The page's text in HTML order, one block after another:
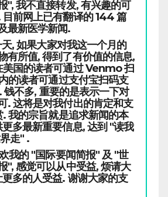
", 我不直接转发, 有兴趣的可
前网上已有翻译的 144 篇
最新医学新闻.
, 如果大家对我这一个月的
有所值, 得到了有价值的信息,
美国的读者可通过 Venmo 扫
的读者可通过支付宝扫码支
钱不多, 重要的是表示一下对
. 这将是对我付出的肯定和支
我的宗旨就是追求新闻的本
多最新重要信息, 达到 "读我
走" .
我的 "国际要闻简报" 及 "世
", 感觉可以从中受益, 烦请大
多的人受益. 谢谢大家的支